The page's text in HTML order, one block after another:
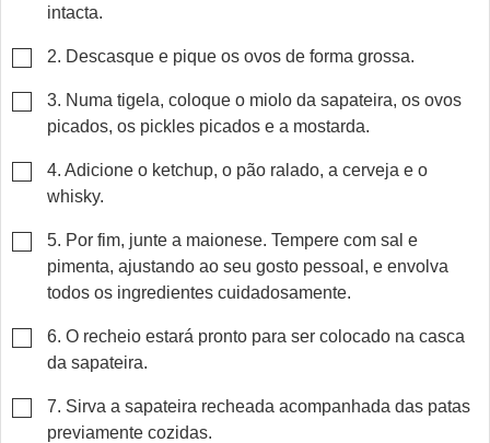
intacta.
▢
2. Descasque e pique os ovos de forma grossa.
▢
3. Numa tigela, coloque o miolo da sapateira, os ovos
picados, os pickles picados e a mostarda.
▢
4. Adicione o ketchup, o pão ralado, a cerveja e o
whisky.
▢
5. Por fim, junte a maionese. Tempere com sal e
pimenta, ajustando ao seu gosto pessoal, e envolva
todos os ingredientes cuidadosamente.
▢
6. O recheio estará pronto para ser colocado na casca
da sapateira.
▢
7. Sirva a sapateira recheada acompanhada das patas
previamente cozidas.